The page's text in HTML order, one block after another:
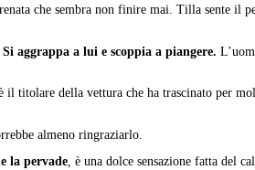
che sembra non finire mai. Tilla sente il
Si aggrappa a lui e scoppia a piangere.
titolare della vettura che ha trascinato per
almeno ringraziarlo.
la pervade, è una dolce sensazione fatta del